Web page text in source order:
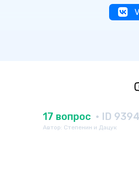
17 вопрос · ID
Автор: Степенин и Дацук